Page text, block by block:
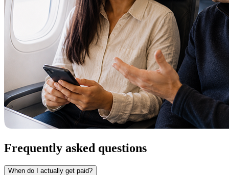
Frequently asked questions
When do I actually get paid?